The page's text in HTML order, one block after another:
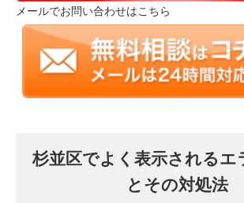
メールでお問い合わせはこちら
杉並区でよく表示されるエ
とその対処法